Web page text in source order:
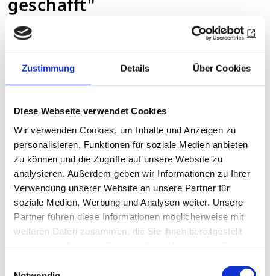
Zustimmung Details Über Cookies
Diese Webseite verwendet Cookies
Wir verwenden Cookies, um Inhalte und Anzeigen zu
personalisieren, Funktionen für soziale Medien anbieten
zu können und die Zugriffe auf unsere Website zu
analysieren. Außerdem geben wir Informationen zu Ihrer
Verwendung unserer Website an unsere Partner für
soziale Medien, Werbung und Analysen weiter. Unsere
Partner führen diese Informationen möglicherweise mit
weiteren Daten zusammen, die Sie ihnen bereitgestellt
Rotary sichert die Zukunft junger, allein
lebender Mütter in Afrika